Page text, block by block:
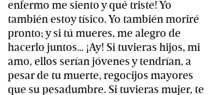
enfermo me siento y qué triste! Yo
también estoy tísico. Yo también moriré
pronto; y si tú mueres, me alegro de
hacerlo juntos… ¡Ay! Si tuvieras hijos, mi
amo, ellos serían jóvenes y tendrían, a
pesar de tu muerte, regocijos mayores
que su pesadumbre. Si tuvieras mujer, te